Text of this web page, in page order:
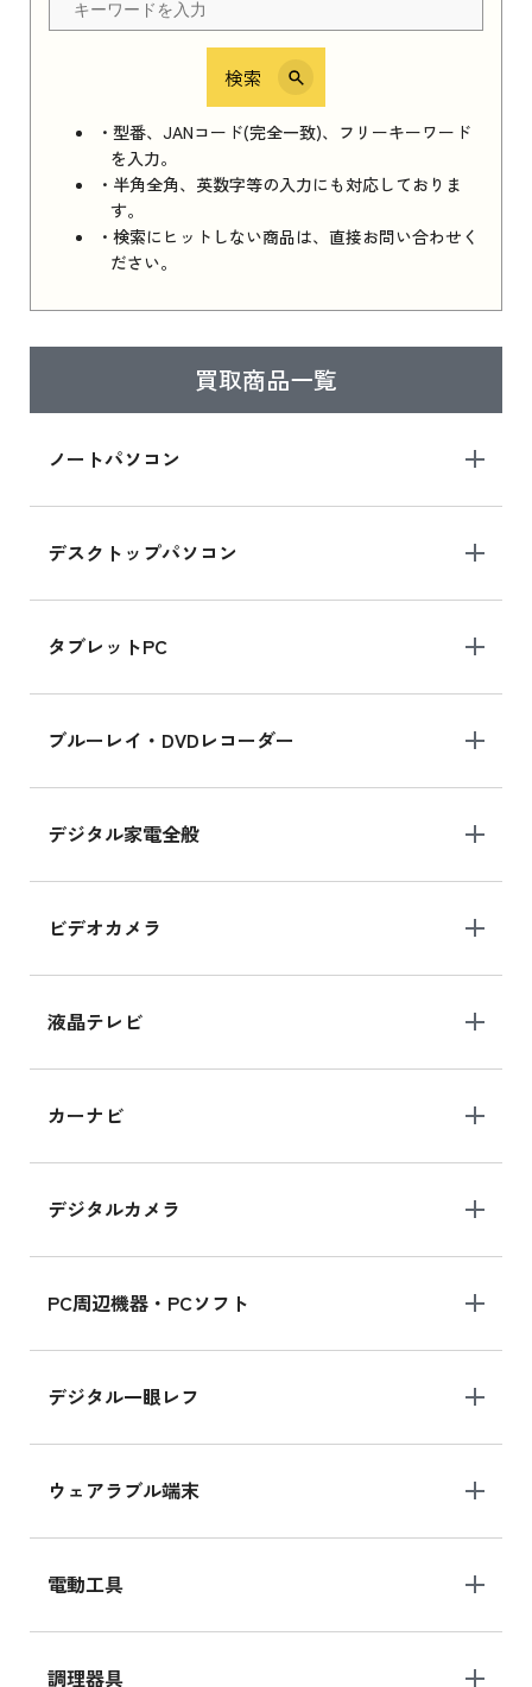
検索
・型番、JANコード(完全一致)、フリーキーワード
を入力。
・半角全角、英数字等の入力にも対応しておりま
す。
・検索にヒットしない商品は、直接お問い合わせく
ださい。
買取商品一覧
ノートパソコン
デスクトップパソコン
タブレットPC
ブルーレイ・DVDレコーダー
デジタル家電全般
ビデオカメラ
液晶テレビ
カーナビ
デジタルカメラ
PC周辺機器・PCソフト
デジタル一眼レフ
ウェアラブル端末
電動工具
調理器具
iPhone 16e シリーズ 2025
iPhone 16e シリーズ 2025 新品買取価格はこち
ら
iPad 11インチ 2025年春モデル
はこちら
ら
iPad mini シリーズ 2024
iPad mini 8.3インチ の新品買取価格
iPhone 16 シリーズ
iPhone 16 の新品買取価格
iPad Air 11インチ シリーズ
iPad Air 11インチ の新品買取価格
iPhone 15 128GB シリーズ
iPhone 15 128GB の新品買取価格
MK2K3J/Aの新品買取価格はこちら